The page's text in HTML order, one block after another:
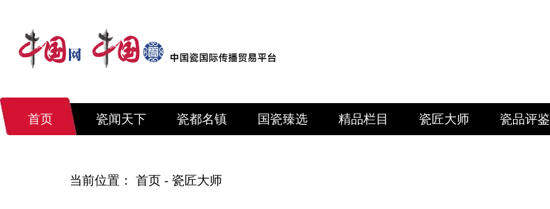
首页 瓷闻天下 瓷都名镇 国瓷臻选 精品栏目 瓷匠大师 瓷品评鉴
当前位置： 首页 - 瓷匠大师